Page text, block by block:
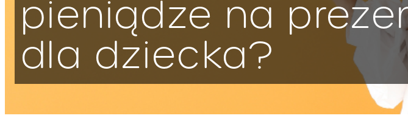
pieniądze na
dla dziecka?